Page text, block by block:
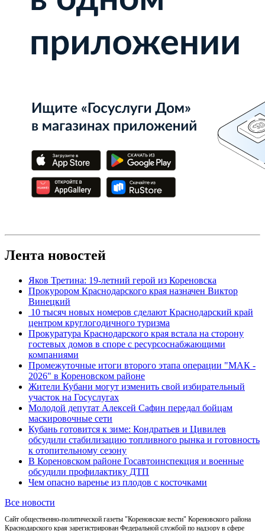
Лента новостей
Яков Третина: 19-летний герой из Кореновска
Прокурором Краснодарского края назначен Виктор
Винецкий
10 тысяч новых номеров сделают Краснодарский край
центром круглогодичного туризма
Прокуратура Краснодарского края встала на сторону
гостевых домов в споре с ресурсоснабжающими
компаниями
Промежуточные итоги второго этапа операции "МАК -
2026" в Кореновском районе
Жители Кубани могут изменить свой избирательный
участок на Госуслугах
Молодой депутат Алексей Сафин передал бойцам
маскировочные сети
Кубань готовится к зиме: Кондратьев и Цивилев
обсудили стабилизацию топливного рынка и готовность
к отопительному сезону
В Кореновском районе Госавтоинспекция и военные
обсудили профилактику ДТП
Чем опасно варенье из плодов с косточками
Все новости
Сайт общественно-политической газеты "Кореновские вести" Кореновского района
Краснодарского края зарегистрирован Федеральной службой по надзору в сфере